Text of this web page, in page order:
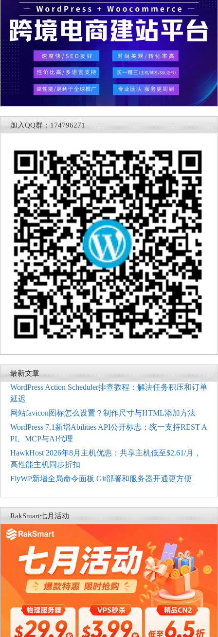
加入QQ群：174796271
最新文章
WordPress Action Scheduler排查教程：解决任务积压和订单
延迟
网站favicon图标怎么设置？制作尺寸与HTML添加方法
WordPress 7.1新增Abilities API公开标志：统一支持REST A
PI、MCP与AI代理
HawkHost 2026年8月主机优惠：共享主机低至$2.61/月，
高性能主机同步折扣
FlyWP新增全局命令面板 Git部署和服务器开通更方便
RakSmart七月活动